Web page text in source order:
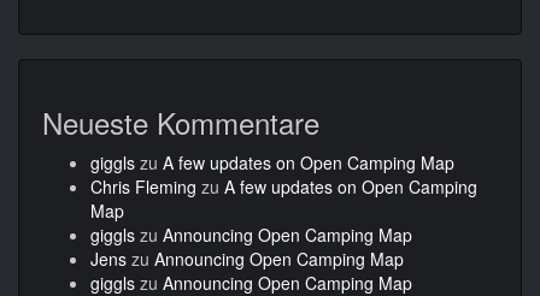
Neueste Kommentare
giggls zu A few updates on Open Camping Map
Chris Fleming zu A few updates on Open Camping
Map
giggls zu Announcing Open Camping Map
Jens zu Announcing Open Camping Map
giggls zu Announcing Open Camping Map